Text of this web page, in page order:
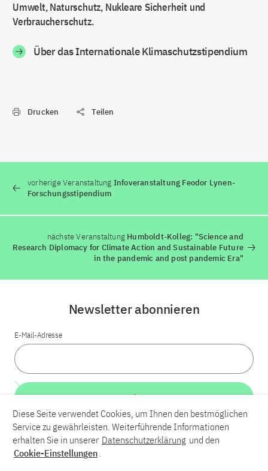
Umwelt, Naturschutz, Nukleare Sicherheit und
Verbraucherschutz.
Über das Internationale Klimaschutzstipendium
Drucken Teilen
vorherige Veranstaltung Infoveranstaltung Feodor Lynen-
Forschungsstipendium
nächste Veranstaltung Humboldt-Kolleg: "Science and
Research Diplomacy for Climate Action and Sustainable Future
in the pandemic and post pandemic Era"
LinkedInBlueskyYouTube
Newsletter abonnieren
E-Mail-Adresse
Weiter
Diese Seite verwendet Cookies, um Ihnen den bestmöglichen
Service zu gewährleisten. Weiterführende Informationen
erhalten Sie in unserer Datenschutzerklärung und den
Cookie-Einstellungen.